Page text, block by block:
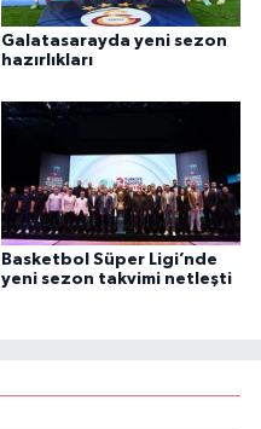
Galatasarayda yeni sezon
hazırlıkları
Basketbol Süper Ligi’nde
yeni sezon takvimi netleşti